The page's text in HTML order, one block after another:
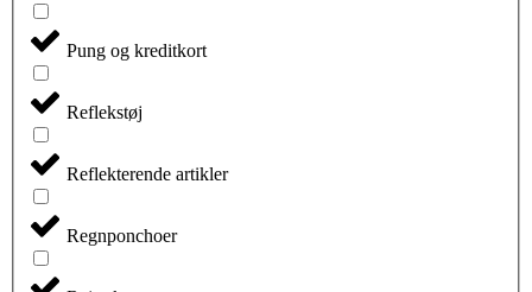
Pung og kreditkort
Reflekstøj
Reflekterende artikler
Regnponchoer